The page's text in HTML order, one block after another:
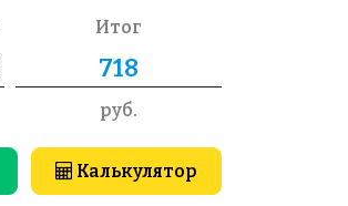
Итог
руб.
Калькулятор